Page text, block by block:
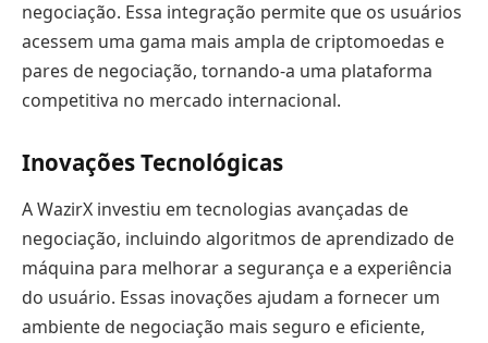
negociação. Essa integração permite que os usuários
acessem uma gama mais ampla de criptomoedas e
pares de negociação, tornando-a uma plataforma
competitiva no mercado internacional.
Inovações Tecnológicas
A WazirX investiu em tecnologias avançadas de
negociação, incluindo algoritmos de aprendizado de
máquina para melhorar a segurança e a experiência
do usuário. Essas inovações ajudam a fornecer um
ambiente de negociação mais seguro e eficiente,